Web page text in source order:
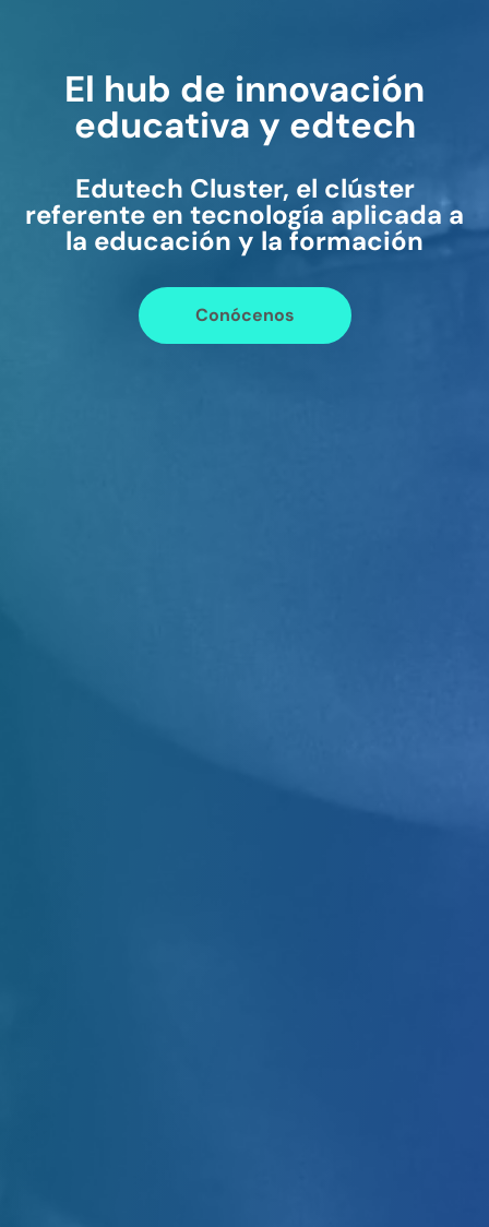
El hub de innovación
educativa y edtech
Edutech Cluster, el clúster
referente en tecnología aplicada a
la educación y la formación
Conócenos